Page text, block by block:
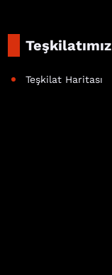
Teşkilatımız
Teşkilat Haritası